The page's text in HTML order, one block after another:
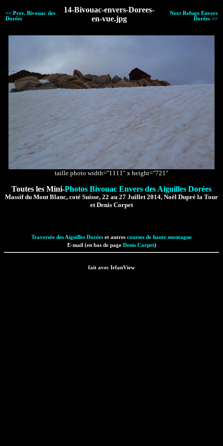
<< Prev. Bivouac des
Dorées
14-Bivouac-envers-Dorees-
en-vue.jpg
Next Refuge Envers
Dorées >>
taille photo width="1111" x height="721"
Toutes les Mini-Photos Bivouac Envers des Aiguilles Dorées
Massif du Mont Blanc, coté Suisse, 22 au 27 Juillet 2014, Noël Dupré la Tour
et Denis Corpet
Traversée des Aiguilles Dorées et autres courses de haute montagne
E-mail (en bas de page Denis Corpet)
fait avec IrfanView